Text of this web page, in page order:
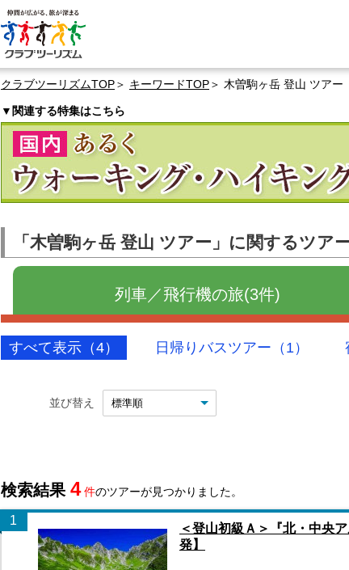
クラブツーリズムTOP キーワードTOP 木曽駒ヶ岳 登山 ツアー
▼関連する特集はこちら
「木曽駒ヶ岳 登山 ツアー」に関するツア
列車／飛行機の旅(3件)
すべて表示（4） 日帰りバスツアー（1）
並び替え
検索結果 4 件のツアーが見つかりました。
1
＜登山初級Ａ＞『北・中央
発】